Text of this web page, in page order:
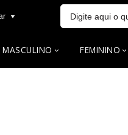
MASCULINO FEMININO